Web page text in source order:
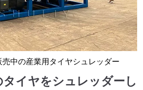
中の産業用タイヤシュレッダー
イヤをシュレッダーし